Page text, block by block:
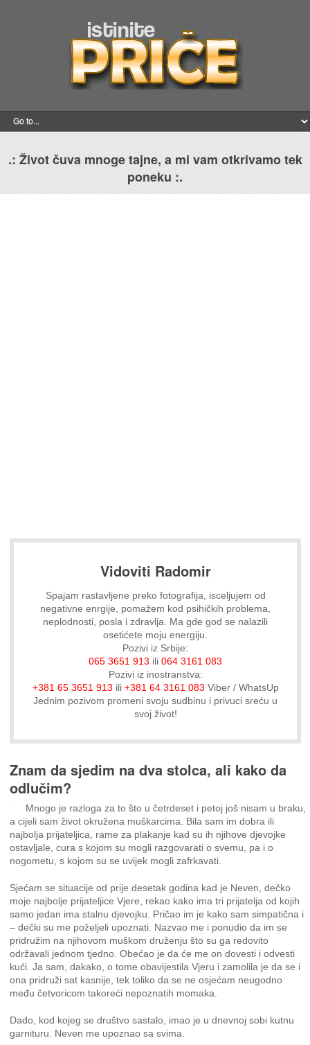
.: Život čuva mnoge tajne, a mi vam otkrivamo tek
poneku :.
Vidoviti Radomir
Spajam rastavljene preko fotografija, isceljujem od
negativne enrgije, pomažem kod psihičkih problema,
neplodnosti, posla i zdravlja. Ma gde god se nalazili
osetićete moju energiju.
Pozivi iz Srbije:
065 3651 913 ili064 3161 083
Pozivi iz inostranstva:
+381 65 3651 913 ili +381 64 3161 083 Viber / WhatsUp
Jednim pozivom promeni svoju sudbinu i privuci sreću u
svoj život!
Znam da sjedim na dva stolca, ali kako da
odlučim?
Mnogo je razloga za to što u četrdeset i petoj još nisam u braku,
a cijeli sam život okružena muškarcima. Bila sam im dobra ili
najbolja prijateljica, rame za plakanje kad su ih njihove djevojke
ostavljale, cura s kojom su mogli razgovarati o svemu, pa i o
nogometu, s kojom su se uvijek mogli zafrkavati.
Sjećam se situacije od prije desetak godina kad je Neven, dečko
moje najbolje prijateljice Vjere, rekao kako ima tri prijatelja od kojih
samo jedan ima stalnu djevojku. Pričao im je kako sam simpatična i
– dečki su me poželjeli upoznati. Nazvao me i ponudio da im se
pridružim na njihovom muškom druženju što su ga redovito
održavali jednom tjedno. Obećao je da će me on dovesti i odvesti
kući. Ja sam, dakako, o tome obavijestila Vjeru i zamolila je da se i
ona pridruži sat kasnije, tek toliko da se ne osjećam neugodno
među četvoricom takoreći nepoznatih momaka.
Dado, kod kojeg se društvo sastalo, imao je u dnevnoj sobi kutnu
garnituru. Neven me upoznao sa svima.